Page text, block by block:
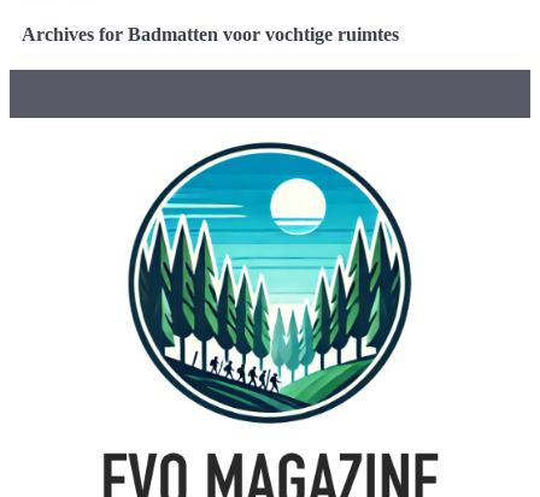
Archives for Badmatten voor vochtige ruimtes